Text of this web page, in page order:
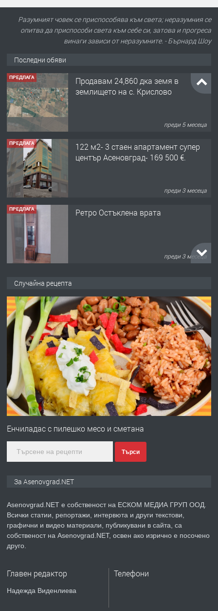
Разумният човек се приспособява към света; неразумния се
опитва да приспособи света към себе си, затова и прогреса
винаги зависи от неразумните. - Бърнард Шоу
Последни обяви
ПРЕДЛАГА
122 м2- 3 стаен апартамент супер
център Асеновград- 169 500 €.
преди 3 месеца
ПРЕДЛАГА Ретро Остъклена врата
преди 3 месеца
ПРЕДЛАГА
🌟HYUNDAI i10 - 2024 | Само 55 лв./
преди 10 месеца
преди 1 година
ПРЕДЛАГА
Професионална зеленчукорезачка
за заведения и дома
преди 1 година
ПРЕДЛАГА Дава под наем Асеновград
преди 2 години
ПРЕДЛАГА ремонт на покриви
Висококачествени Целофанови
Случайна рецепта
Енчиладас с пилешко месо и сметана
Търси
За Asenovgrad.NET
Asenovgrad.NET е собственост на ЕСКОМ МЕДИА ГРУП ООД.
Всички статии, репортажи, интервюта и други текстови,
графични и видео материали, публикувани в сайта, са
собственост на Asenovgrad.NET, освен ако изрично е посочено
друго.
Главен редактор
Надежда Виденлиева
Телефони